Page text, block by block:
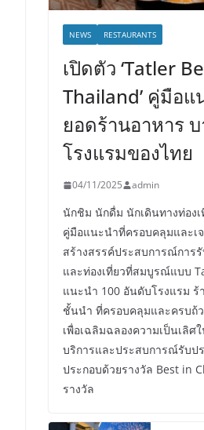
NEWS RESTAURANTS
เปิดตัว ‘Tatler
Thailand’ คู่มือ
ยอดร้านอาหาร
โรงแรมของไทย
04/11/2025 admin
นักชิม นักดื่ม นักเดินทางท่องเ
คู่มือแนะนำที่ครอบคลุมและเ
สร้างสรรค์ประสบการณ์การ
และท่องเที่ยวที่สมบูรณ์แบบ
แนะนำ 100 อันดับโรงแรม ร้
ชั้นนำ ที่ครอบคลุมและครบถ้
เพื่อเฉลิมฉลองความเป็นเลิศ
บริการและประสบการณ์รับป
ประกอบด้วยรางวัล Best in
รางวัล